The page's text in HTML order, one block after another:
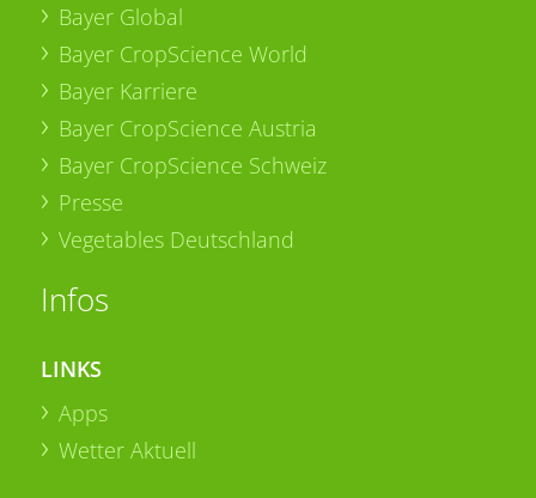
Bayer Global
Bayer CropScience World
Bayer Karriere
Bayer CropScience Austria
Bayer CropScience Schweiz
Presse
Vegetables Deutschland
Infos
LINKS
Apps
Wetter Aktuell